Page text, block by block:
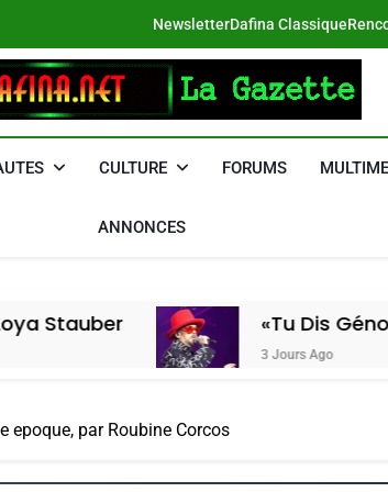
NewsletterDafina Classique
CULTURE FORUMS
ANNONCES
«Tu Dis Génocide, Je Dis
3 Jours Ago
epoque, par Roubine Corcos